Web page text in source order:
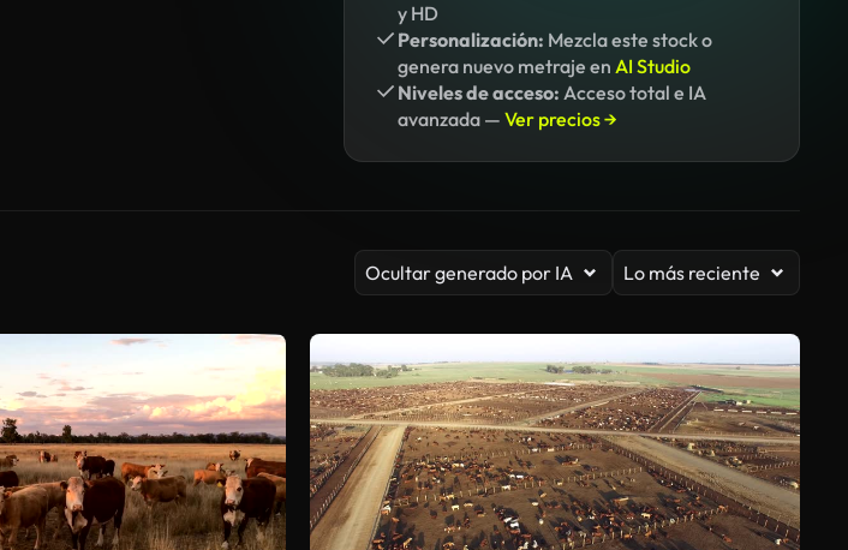
y HD
Personalización: Mezcla este stock o
genera nuevo metraje en AI Studio
Niveles de acceso: Acceso total e IA
avanzada — Ver precios →
Ocultar generado por IA Lo más reciente